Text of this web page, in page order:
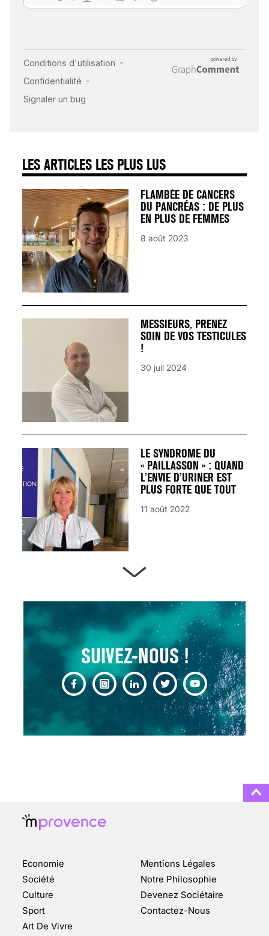
SUIVEZ-NOUS !
LES ARTICLES LES PLUS LUS
INSUFFISANCE
CARDIAQUE : LES
FLAMBÉE DE CANCERS
DU PANCRÉAS : DE PLUS
EN PLUS DE FEMMES
8 août 2023
MESSIEURS, PRENEZ
SOIN DE VOS TESTICULES
!
30 juil 2024
LE SYNDROME DU
« PAILLASSON » : QUAND
L’ENVIE D’URINER EST
PLUS FORTE QUE TOUT
11 août 2022
13 août 2024
CHANGEMENT DE SEXE :
DES DEMANDES
TOUJOURS PLUS
FAIT SURFACE À
MARSEILLE (1/5)
10 jan 2022
Economie
Société
Culture
Sport
Art De Vivre
Mentions Légales
Notre Philosophie
Devenez Sociétaire
Contactez-Nous